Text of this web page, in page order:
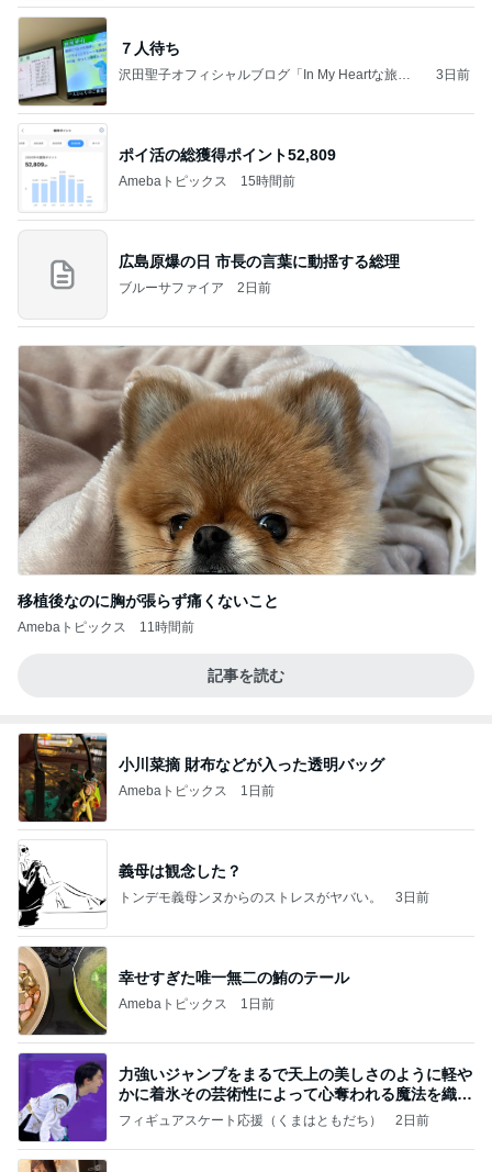
７人待ち
沢田聖子オフィシャルブログ「In My Heartな旅日
3日前
ポイ活の総獲得ポイント52,809
Amebaトピックス 15時間前
広島原爆の日 市長の言葉に動揺する総理
ブルーサファイア 2日前
移植後なのに胸が張らず痛くないこと
Amebaトピックス 11時間前
記事を読む
小川菜摘 財布などが入った透明バッグ
Amebaトピックス 1日前
義母は観念した？
トンデモ義母ンヌからのストレスがヤバい。 3日前
幸せすぎた唯一無二の鮪のテール
Amebaトピックス 1日前
力強いジャンプをまるで天上の美しさのように軽や
かに着氷その芸術性によって心奪われる魔法を織り
なす
フィギュアスケート応援（くまはともだち） 2日前